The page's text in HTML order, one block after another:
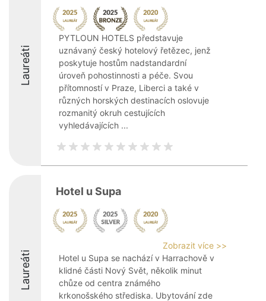
Laureáti
PYTLOUN HOTELS představuje
uznávaný český hotelový řetězec, jenž
poskytuje hostům nadstandardní
úroveň pohostinnosti a péče. Svou
přítomností v Praze, Liberci a také v
různých horských destinacích oslovuje
rozmanitý okruh cestujících
vyhledávajících ...
Laureáti
Hotel u Supa
Zobrazit více >>
Hotel u Supa se nachází v Harrachově v
klidné části Nový Svět, několik minut
chůze od centra známého
krkonošského střediska. Ubytování zde